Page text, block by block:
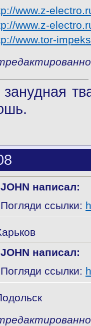
www.z-
www.z-
www.tor-
JOHN написал:
Погляди ссылки:
JOHN написал:
Погляди ссылки: